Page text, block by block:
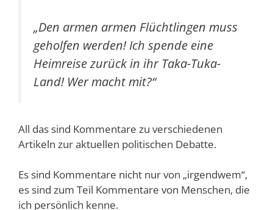
„Den armen armen Flüchtlingen muss
geholfen werden! Ich spende eine
Heimreise zurück in ihr Taka-Tuka-
Land! Wer macht mit?“
All das sind Kommentare zu verschiedenen
Artikeln zur aktuellen politischen Debatte.
Es sind Kommentare nicht nur von „irgendwem“,
es sind zum Teil Kommentare von Menschen, die
ich persönlich kenne.